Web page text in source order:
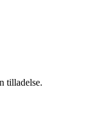
tilladelse.